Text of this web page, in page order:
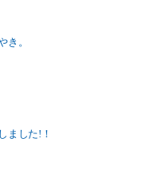
き。
ました!！